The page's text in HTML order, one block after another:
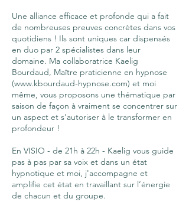
Une alliance efficace et profonde qui a fait
de nombreuses preuves concrètes dans vos
quotidiens ! Ils sont uniques car dispensés
en duo par 2 spécialistes dans leur
domaine. Ma collaboratrice Kaelig
Bourdaud, Maître praticienne en hypnose
(www.kbourdaud-hypnose.com) et moi
même, vous proposons une thématique par
saison de façon à vraiment se concentrer sur
un aspect et s'autoriser à le transformer en
profondeur !
En VISIO - de 21h à 22h - Kaelig vous guide
pas à pas par sa voix et dans un état
hypnotique et moi, j'accompagne et
amplifie cet état en travaillant sur l’énergie
de chacun et du groupe.